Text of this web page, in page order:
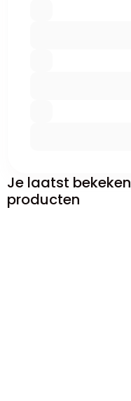
Je laatst bekeken
producten